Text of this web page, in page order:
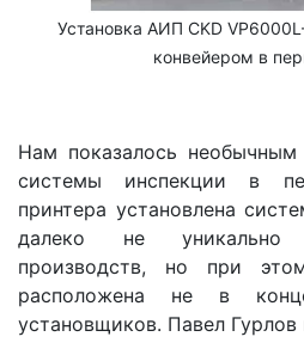
Установка АИП CKD
конвейером в
Нам показалось
системы инспекции в
принтера установлена
далеко не уникально
производств, но при
расположена не в
установщиков. Павел Гурлов